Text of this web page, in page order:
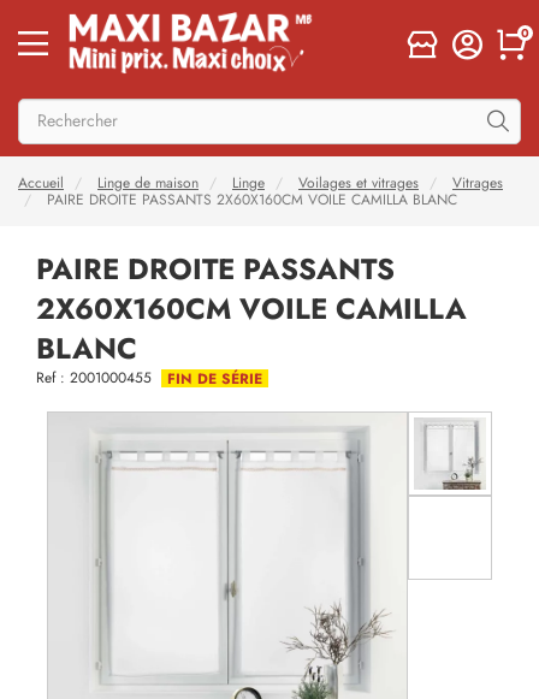
0
Accueil Linge de maison Linge Voilages et vitrages
Vitrages
PAIRE DROITE PASSANTS 2X60X160CM VOILE CAMILLA BLANC
PAIRE DROITE PASSANTS
2X60X160CM VOILE CAMILLA
BLANC
Ref : 2001000455 FIN DE SÉRIE